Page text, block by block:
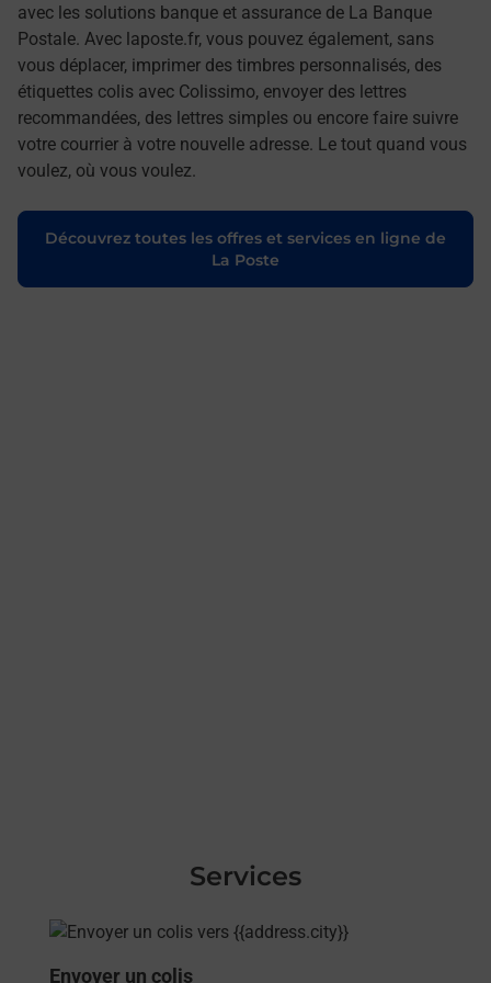
avec les solutions banque et assurance de La Banque
Postale. Avec laposte.fr, vous pouvez également, sans
vous déplacer, imprimer des timbres personnalisés, des
étiquettes colis avec Colissimo, envoyer des lettres
recommandées, des lettres simples ou encore faire suivre
votre courrier à votre nouvelle adresse. Le tout quand vous
voulez, où vous voulez.
Découvrez toutes les offres et services en ligne de
La Poste
Services
En savoir plus
Envoyer un colis